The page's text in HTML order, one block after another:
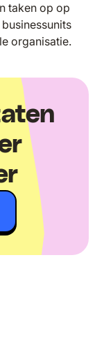
taken op op
organisatie.